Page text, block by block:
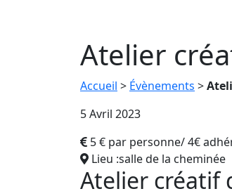
Atelier
Accueil > Évènements >
5 Avril 2023
5 € par personne/ 4€
Lieu :salle de la cheminée
Atelier créatif